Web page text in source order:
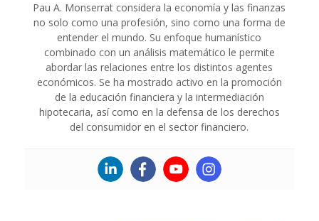
Pau A. Monserrat considera la economía y las finanzas
no solo como una profesión, sino como una forma de
entender el mundo. Su enfoque humanístico
combinado con un análisis matemático le permite
abordar las relaciones entre los distintos agentes
económicos. Se ha mostrado activo en la promoción
de la educación financiera y la intermediación
hipotecaria, así como en la defensa de los derechos
del consumidor en el sector financiero.